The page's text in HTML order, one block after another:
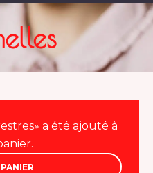
a été ajouté à